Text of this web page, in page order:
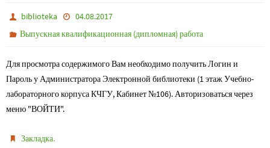
biblioteka
04.08.2017
Выпускная квалификационная (дипломная) работа
Для просмотра содержимого Вам необходимо получить Логин и
Пароль у Администратора Электронной библиотеки (1 этаж Учебно-
лабораторного корпуса КЧГУ, Кабинет №106). Авторизоваться через
меню "ВОЙТИ".
Закладка.